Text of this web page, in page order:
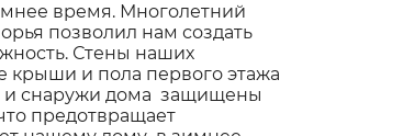
время. Многолетний
позволил нам создать
Стены наших
крыши и пола первого этажа
и снаружи дома защищены
предотвращает